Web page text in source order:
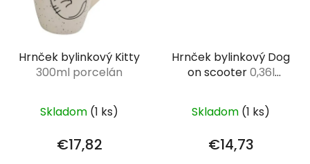
Hrnček bylinkový Kitty
300ml porcelán
Skladom (1 ks)
€17,82
Hrnček bylinkový Dog
on scooter0,36l
Skladom (1 ks)
€14,73